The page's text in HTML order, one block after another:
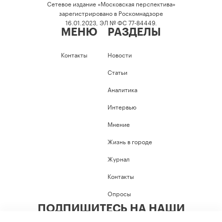
Сетевое издание «Московская перспектива»
зарегистрировано в Роскомнадзоре
16.01.2023, ЭЛ № ФС 77-84449.
МЕНЮ
Контакты
РАЗДЕЛЫ
Новости
Статьи
Аналитика
Интервью
Мнение
Жизнь в городе
Журнал
Контакты
Опросы
ПОДПИШИТЕСЬ НА НАШИ